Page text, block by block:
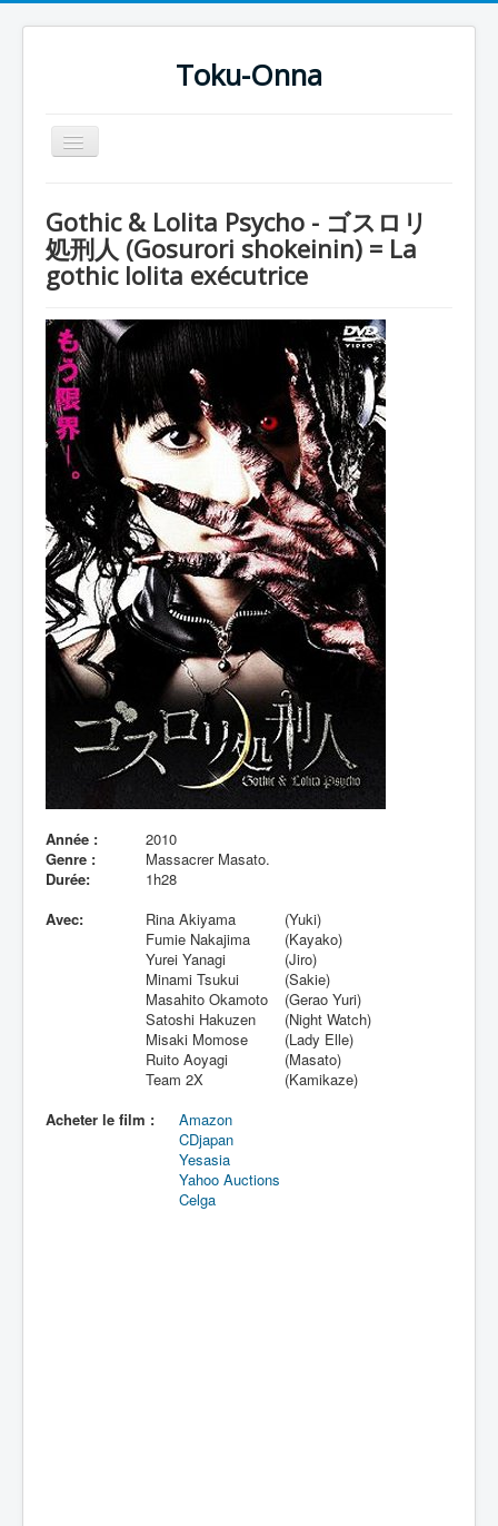
Toku-Onna
Basculer
la
Toku-Actrices
Toku-Critiques
Films
COSAA
Dessins
Artiste Asperger
Lexique
Gothic & Lolita Psycho - ゴスロリ
処刑人 (Gosurori shokeinin) = La
gothic lolita exécutrice
Année :
2010
Genre :
Massacrer Masato.
Durée:
1h28
Avec:
Rina Akiyama
(Yuki)
Fumie Nakajima
(Kayako)
Yurei Yanagi
(Jiro)
Minami Tsukui
(Sakie)
Masahito Okamoto
(Gerao Yuri)
Satoshi Hakuzen
(Night Watch)
Misaki Momose
(Lady Elle)
Ruito Aoyagi
(Masato)
Team 2X
(Kamikaze)
Acheter le film :
Amazon
CDjapan
Yesasia
Yahoo Auctions
Celga